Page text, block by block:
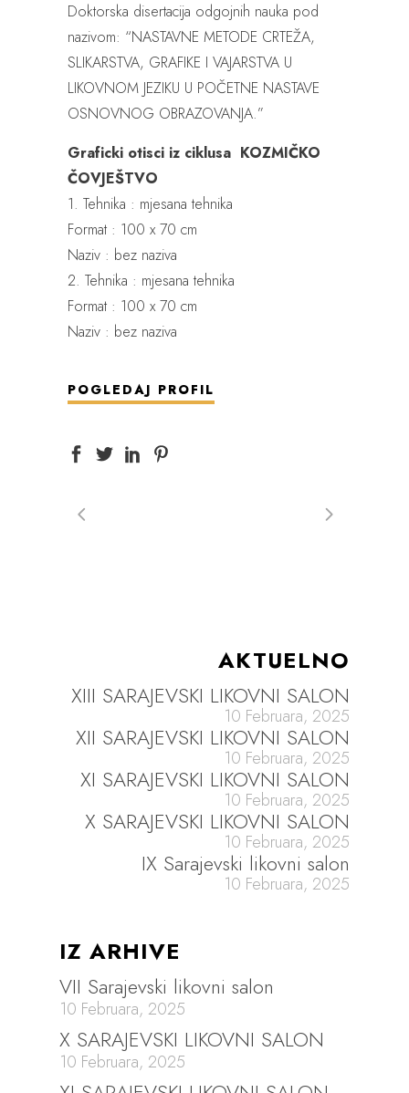
Doktorska disertacija odgojnih nauka pod
nazivom: “NASTAVNE METODE CRTEŽA,
SLIKARSTVA, GRAFIKE I VAJARSTVA U
LIKOVNOM JEZIKU U POČETNE NASTAVE
OSNOVNOG OBRAZOVANJA.”
Graficki otisci iz ciklusa KOZMIČKO
ČOVJEŠTVO
1. Tehnika : mjesana tehnika
Format : 100 x 70 cm
Naziv : bez naziva
2. Tehnika : mjesana tehnika
Format : 100 x 70 cm
Naziv : bez naziva
POGLEDAJ PROFIL
AKTUELNO
XIII SARAJEVSKI LIKOVNI SALON
10 Februara, 2025
XII SARAJEVSKI LIKOVNI SALON
10 Februara, 2025
XI SARAJEVSKI LIKOVNI SALON
10 Februara, 2025
X SARAJEVSKI LIKOVNI SALON
10 Februara, 2025
IX Sarajevski likovni salon
10 Februara, 2025
IZ ARHIVE
VII Sarajevski likovni salon
10 Februara, 2025
X SARAJEVSKI LIKOVNI SALON
10 Februara, 2025